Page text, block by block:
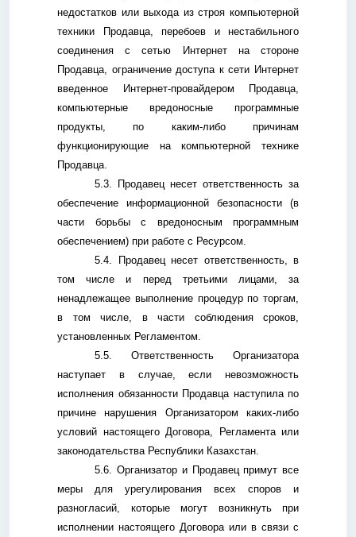
недостатков или выхода из строя компьютерной
техники Продавца, перебоев и нестабильного
соединения с сетью Интернет на стороне
Продавца, ограничение доступа к сети Интернет
введенное Интернет-провайдером Продавца,
компьютерные вредоносные программные
продукты, по каким-либо причинам
функционирующие на компьютерной технике
Продавца.
5.3. Продавец несет ответственность за
обеспечение информационной безопасности (в
части борьбы с вредоносным программным
обеспечением) при работе с Ресурсом.
5.4. Продавец несет ответственность, в
том числе и перед третьими лицами, за
ненадлежащее выполнение процедур по торгам,
в том числе, в части соблюдения сроков,
установленных Регламентом.
5.5. Ответственность Организатора
наступает в случае, если невозможность
исполнения обязанности Продавца наступила по
причине нарушения Организатором каких-либо
условий настоящего Договора, Регламента или
законодательства Республики Казахстан.
5.6. Организатор и Продавец примут все
меры для урегулирования всех споров и
разногласий, которые могут возникнуть при
исполнении настоящего Договора или в связи с